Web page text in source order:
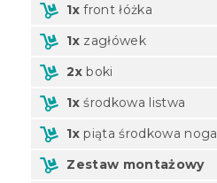
1x front łóżka
1x zagłówek
2x boki
1x środkowa listwa
1x piąta środkowa noga
Zestaw montażowy